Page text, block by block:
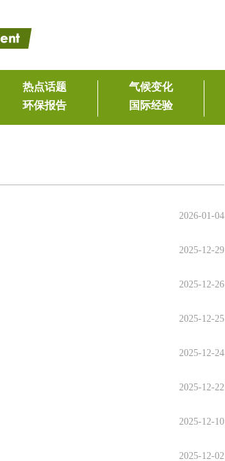
2026-01-04
2025-12-29
2025-12-26
2025-12-25
2025-12-24
2025-12-22
2025-12-10
2025-12-02